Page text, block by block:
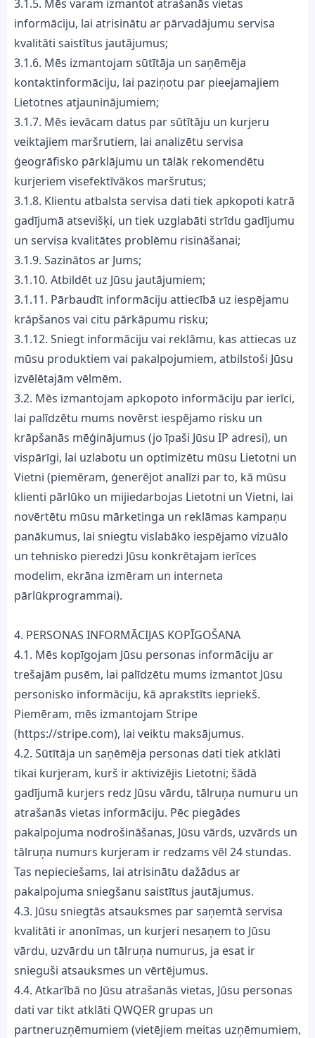
3.1.5. Mēs varam izmantot atrašanās vietas
informāciju, lai atrisinātu ar pārvadājumu servisa
kvalitāti saistītus jautājumus;
3.1.6. Mēs izmantojam sūtītāja un saņēmēja
kontaktinformāciju, lai paziņotu par pieejamajiem
Lietotnes atjauninājumiem;
3.1.7. Mēs ievācam datus par sūtītāju un kurjeru
veiktajiem maršrutiem, lai analizētu servisa
ģeogrāfisko pārklājumu un tālāk rekomendētu
kurjeriem visefektīvākos maršrutus;
3.1.8. Klientu atbalsta servisa dati tiek apkopoti katrā
gadījumā atsevišķi, un tiek uzglabāti strīdu gadījumu
un servisa kvalitātes problēmu risināšanai;
3.1.9. Sazinātos ar Jums;
3.1.10. Atbildēt uz Jūsu jautājumiem;
3.1.11. Pārbaudīt informāciju attiecībā uz iespējamu
krāpšanos vai citu pārkāpumu risku;
3.1.12. Sniegt informāciju vai reklāmu, kas attiecas uz
mūsu produktiem vai pakalpojumiem, atbilstoši Jūsu
izvēlētajām vēlmēm.
3.2. Mēs izmantojam apkopoto informāciju par ierīci,
lai palīdzētu mums novērst iespējamo risku un
krāpšanās mēģinājumus (jo īpaši Jūsu IP adresi), un
vispārīgi, lai uzlabotu un optimizētu mūsu Lietotni un
Vietni (piemēram, ģenerējot analīzi par to, kā mūsu
klienti pārlūko un mijiedarbojas Lietotni un Vietni, lai
novērtētu mūsu mārketinga un reklāmas kampaņu
panākumus, lai sniegtu vislabāko iespējamo vizuālo
un tehnisko pieredzi Jūsu konkrētajam ierīces
modelim, ekrāna izmēram un interneta
pārlūkprogrammai).
4. PERSONAS INFORMĀCIJAS KOPĪGOŠANA
4.1. Mēs kopīgojam Jūsu personas informāciju ar
trešajām pusēm, lai palīdzētu mums izmantot Jūsu
personisko informāciju, kā aprakstīts iepriekš.
Piemēram, mēs izmantojam Stripe
(https://stripe.com), lai veiktu maksājumus.
4.2. Sūtītāja un saņēmēja personas dati tiek atklāti
tikai kurjeram, kurš ir aktivizējis Lietotni; šādā
gadījumā kurjers redz Jūsu vārdu, tālruņa numuru un
atrašanās vietas informāciju. Pēc piegādes
pakalpojuma nodrošināšanas, Jūsu vārds, uzvārds un
tālruņa numurs kurjeram ir redzams vēl 24 stundas.
Tas nepieciešams, lai atrisinātu dažādus ar
pakalpojuma sniegšanu saistītus jautājumus.
4.3. Jūsu sniegtās atsauksmes par saņemtā servisa
kvalitāti ir anonīmas, un kurjeri nesaņem to Jūsu
vārdu, uzvārdu un tālruņa numurus, ja esat ir
snieguši atsauksmes un vērtējumus.
4.4. Atkarībā no Jūsu atrašanās vietas, Jūsu personas
dati var tikt atklāti QWQER grupas un
partneruzņēmumiem (vietējiem meitas uzņēmumiem,